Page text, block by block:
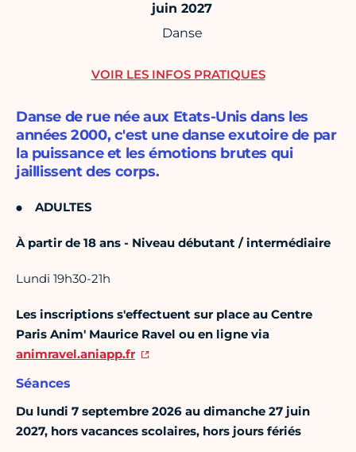
juin 2027
Danse
Danse de rue née aux Etats-Unis dans les
années 2000, c'est une danse exutoire de par
la puissance et les émotions brutes qui
jaillissent des corps.
ADULTES
À partir de 18 ans - Niveau débutant / intermédiaire
Lundi 19h30-21h
Les inscriptions s'effectuent sur place au Centre
Paris Anim' Maurice Ravel ou en ligne via
animravel.aniapp.fr
Séances
Du lundi 7 septembre 2026 au dimanche 27 juin
2027, hors vacances scolaires, hors jours fériés
VOIR LES INFOS PRATIQUES